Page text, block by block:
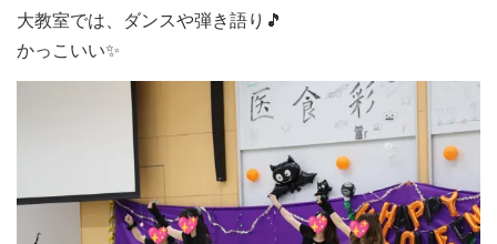
大教室では、ダンスや弾き語り🎵
かっこいい✨